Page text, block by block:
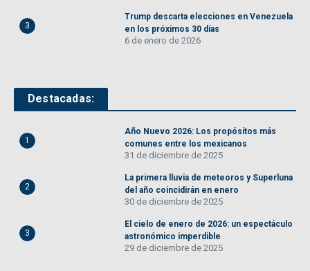
3
Trump descarta elecciones en Venezuela
en los próximos 30 días
6 de enero de 2026
Destacadas:
1
Año Nuevo 2026: Los propósitos más
comunes entre los mexicanos
31 de diciembre de 2025
2
La primera lluvia de meteoros y Superluna
del año coincidirán en enero
30 de diciembre de 2025
3
El cielo de enero de 2026: un espectáculo
astronómico imperdible
29 de diciembre de 2025